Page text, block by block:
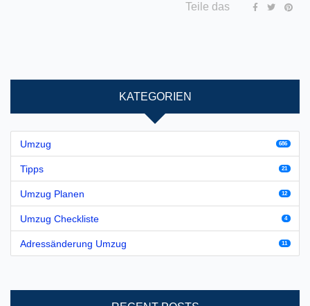
Teile das
KATEGORIEN
Umzug 686
Tipps 21
Umzug Planen 12
Umzug Checkliste 4
Adressänderung Umzug 11